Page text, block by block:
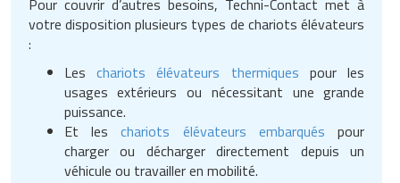
Pour couvrir d’autres besoins, Techni-Contact met à
votre disposition plusieurs types de chariots élévateurs
:
Leschariots élévateurs thermiques pour les
usages extérieurs ou nécessitant une grande
puissance.
Et leschariots élévateurs embarqués pour
charger ou décharger directement depuis un
véhicule ou travailler en mobilité.